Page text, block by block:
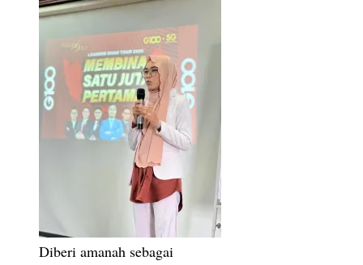
Diberi amanah sebagai